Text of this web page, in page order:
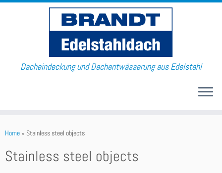
Dacheindeckung und Dachentwässerung aus Edelstahl
Home » Stainless steel objects
Stainless steel objects